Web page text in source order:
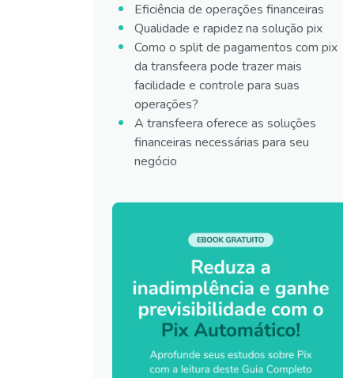
Eficiência de operações financeiras
Qualidade e rapidez na solução pix
Como o split de pagamentos com pix
da transfeera pode trazer mais
facilidade e controle para suas
operações?
A transfeera oferece as soluções
financeiras necessárias para seu
negócio